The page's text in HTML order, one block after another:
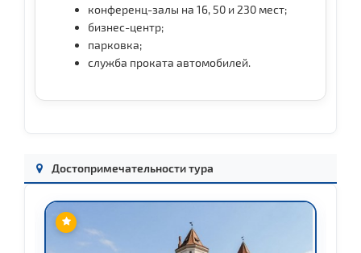
конференц-залы на 16, 50 и 230 мест;
бизнес-центр;
парковка;
служба проката автомобилей.
Достопримечательности тура